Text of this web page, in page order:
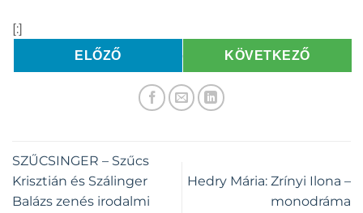
[:]
ELŐZŐ KÖVETKEZŐ
SZŰCSINGER – Szűcs
Krisztián és Szálinger
Balázs zenés irodalmi
Hedry Mária: Zrínyi Ilona –
monodráma